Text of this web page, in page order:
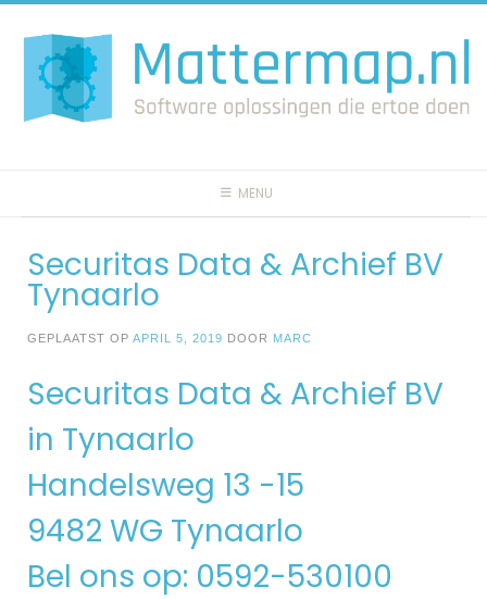
naar
inhoud
MENU
Securitas Data & Archief BV
Tynaarlo
GEPLAATST OP APRIL 5, 2019 DOOR MARC
Securitas Data & Archief BV
in Tynaarlo
Handelsweg 13 -15
9482 WG Tynaarlo
Bel ons op: 0592-530100